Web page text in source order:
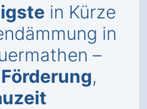
in Kürze
in
–
Förderung,